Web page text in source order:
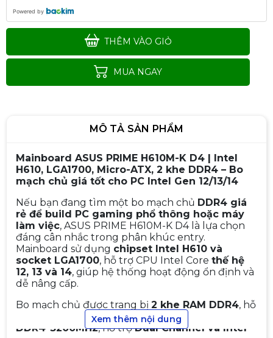
Powered by
THÊM VÀO GIỎ
MUA NGAY
MÔ TẢ SẢN PHẨM
Mainboard ASUS PRIME H610M-K D4 | Intel
H610, LGA1700, Micro-ATX, 2 khe DDR4 – Bo
mạch chủ giá tốt cho PC Intel Gen 12/13/14
Nếu bạn đang tìm một bo mạch chủ DDR4 giá
rẻ để build PC gaming phổ thông hoặc máy
làm việc, ASUS PRIME H610M-K D4 là lựa chọn
đáng cân nhắc trong phân khúc entry.
Mainboard sử dụng chipset Intel H610 và
socket LGA1700, hỗ trợ CPU Intel Core thế hệ
12, 13 và 14, giúp hệ thống hoạt động ổn định và
dễ nâng cấp.
Bo mạch chủ được trang bị 2 khe RAM DDR4, hỗ
trợ dung lượng tối đa64GBvới tốc độ lên tới
DDR4-3200MHz, hỗ trợDual Channel và Intel
Xem thêm nội dung
Mainboard MSI H410M-A PRO
(Intel H410, Socket 1200, m-ATX,
2 khe RAM DDR4)